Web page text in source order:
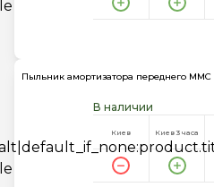
В наличии
Киев Киев 3 часа